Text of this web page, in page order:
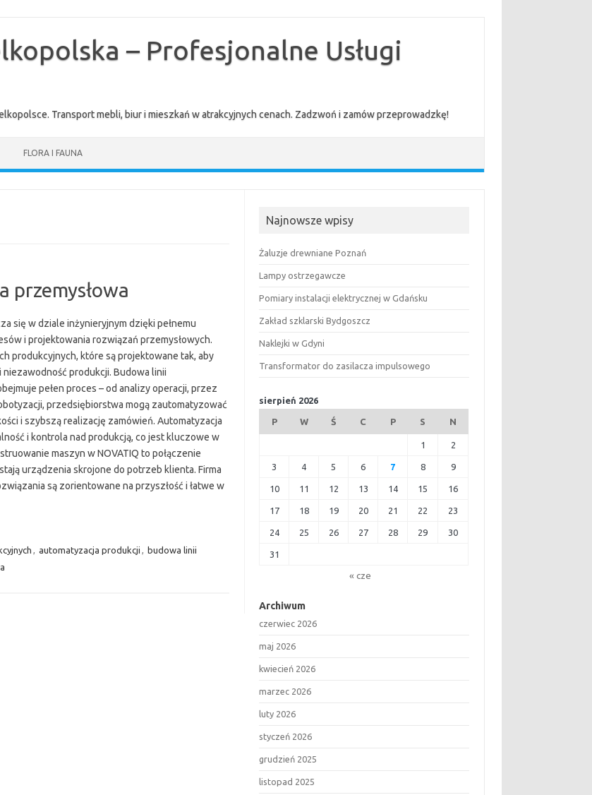
– Profesjonalne Usługi
Transport mebli, biur i mieszkań w atrakcyjnych cenach. Zadzwoń i zamów przeprowadzkę!
FLORA I FAUNA
przemysłowa
się w dziale inżynieryjnym dzięki pełnemu
i projektowania rozwiązań przemysłowych.
produkcyjnych, które są projektowane tak, aby
produkcji. Budowa linii
pełen proces – od analizy operacji, przez
przedsiębiorstwa mogą zautomatyzować
i szybszą realizację zamówień. Automatyzacja
i kontrola nad produkcją, co jest kluczowe w
maszyn w NOVATIQ to połączenie
urządzenia skrojone do potrzeb klienta. Firma
są zorientowane na przyszłość i łatwe w
, automatyzacja produkcji , budowa linii
Najnowsze wpisy
Żaluzje drewniane Poznań
Lampy ostrzegawcze
Pomiary instalacji elektrycznej w Gdańsku
Zakład szklarski Bydgoszcz
Naklejki w Gdyni
Transformator do zasilacza impulsowego
sierpień 2026
P W Ś C P S N
1 2
3 4 5 6 7 8 9
10 11 12 13 14 15 16
17 18 19 20 21 22 23
24 25 26 27 28 29 30
31
« cze
Archiwum
czerwiec 2026
maj 2026
kwiecień 2026
marzec 2026
luty 2026
styczeń 2026
grudzień 2025
listopad 2025